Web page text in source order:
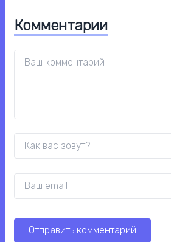
Комментарии